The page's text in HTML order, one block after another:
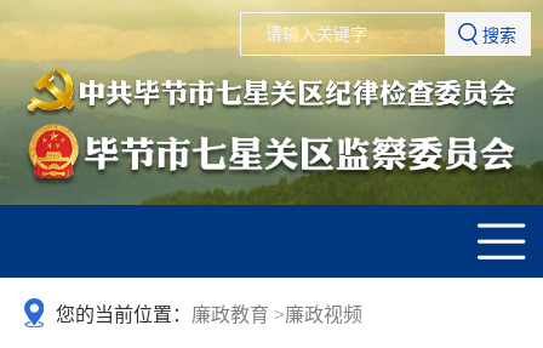
搜索
您的当前位置： 廉政教育 >廉政视频